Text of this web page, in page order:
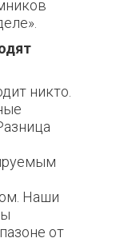
никто.
Наши
от